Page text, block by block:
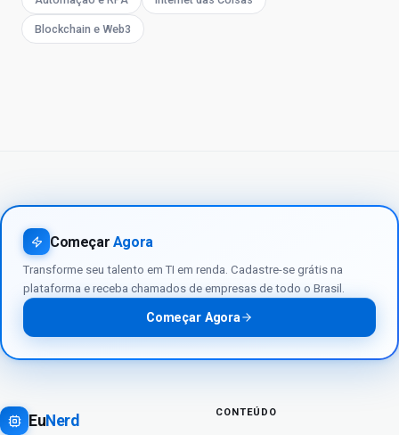
Blockchain e Web3
Começar Agora
Transforme seu talento em TI em renda. Cadastre-se grátis na
plataforma e receba chamados de empresas de todo o Brasil.
Começar Agora
EuNerd CONTEÚDO